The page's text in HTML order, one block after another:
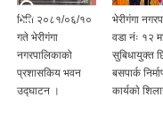
मिति २०८१/०६/१०
गते भेरीगंगा
नगरपालिकाको
प्रशासकिय भवन
उद्घाटन ।
भेरीगंगा
वडा नंः १२
सुबिधायुक्त
बसपार्क
कार्यकाे